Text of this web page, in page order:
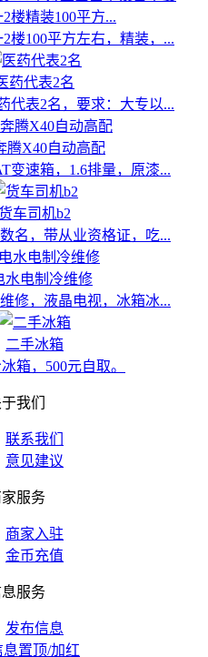
楼精装100平方...
楼100平方左右，精装，...
药代表2名
代表2名，要求：大专以...
腾X40自动高配
变速箱，1.6排量，原漆...
车司机b2
名，带从业资格证，吃...
水电制冷维修
修，液晶电视，冰箱冰...
二手冰箱
箱，500元自取。
我们
联系我们
意见建议
服务
商家入驻
金币充值
服务
发布信息
息置顶/加红